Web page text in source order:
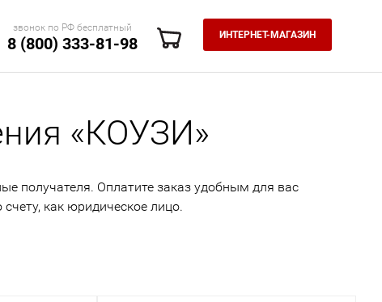
звонок по РФ бесплатный
8 (800) 333-81-98 ИНТЕРНЕТ-МАГАЗИН
«КОУЗИ»
получателя. Оплатите заказ удобным для вас
как юридическое лицо.